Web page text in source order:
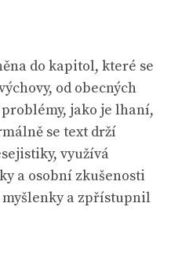
do kapitol, které se
od obecných
jako je lhaní,
se text drží
využívá
a osobní zkušenosti
a zpřístupnil